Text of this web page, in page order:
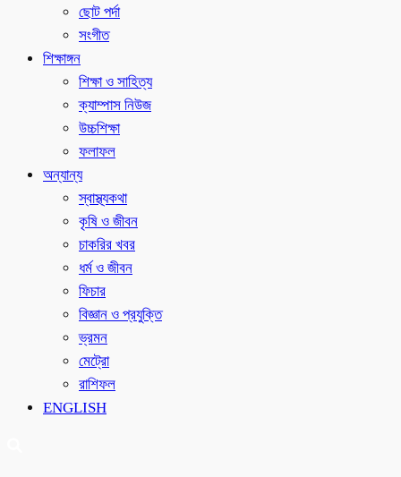
ছোট পর্দা
সংগীত
শিক্ষাঙ্গন
শিক্ষা ও সাহিত্য
ক্যাম্পাস নিউজ
উচ্চশিক্ষা
ফলাফল
অন্যান্য
স্বাস্থ্যকথা
কৃষি ও জীবন
চাকরির খবর
ধর্ম ও জীবন
ফিচার
বিজ্ঞান ও প্রযুক্তি
ভ্রমন
মেট্রো
রাশিফল
ENGLISH